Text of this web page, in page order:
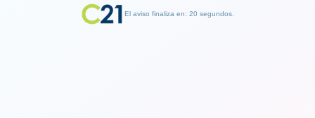
El aviso finaliza en: 20 segundos.